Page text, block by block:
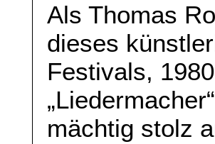
Als Thomas
dieses
Festivals,
mächtig stolz